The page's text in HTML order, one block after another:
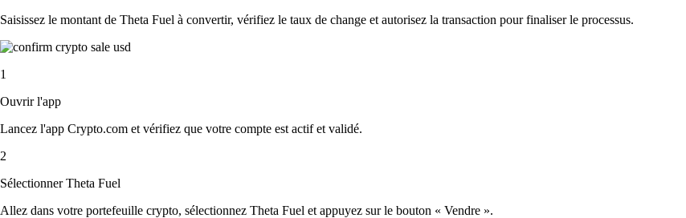
Saisissez le montant de Theta Fuel à convertir, vérifiez le taux de change et autorisez la transaction pour finaliser le processus.
1
Ouvrir l'app
Lancez l'app Crypto.com et vérifiez que votre compte est actif et validé.
2
Sélectionner Theta Fuel
Allez dans votre portefeuille crypto, sélectionnez Theta Fuel et appuyez sur le bouton « Vendre ».